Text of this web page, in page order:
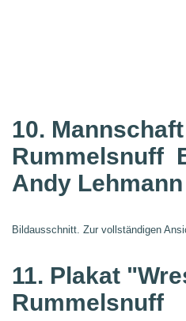
10. Mannschaft
Rummelsnuff
Andy Lehmann
Bildausschnitt. Zur vollständigen
11. Plakat
Rummelsnuff